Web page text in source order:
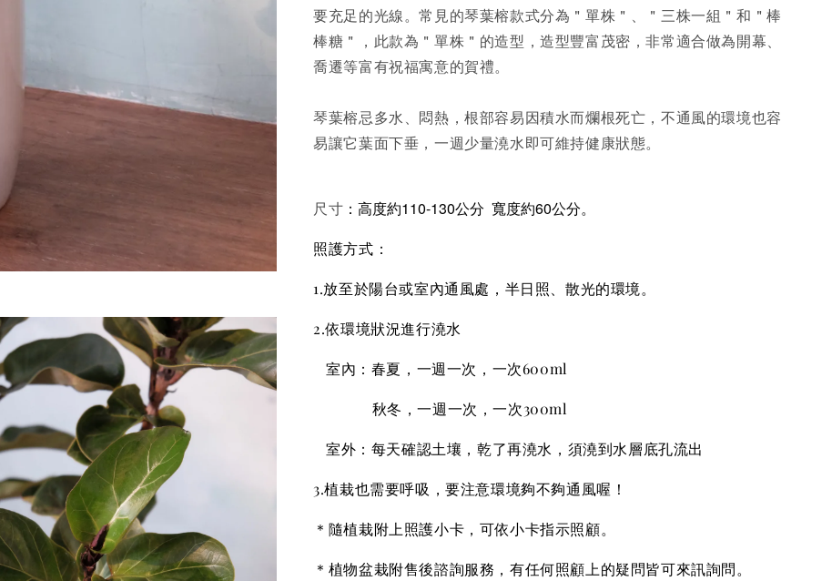
要充足的光線。常見的琴葉榕款式分為＂單株＂、＂三株一組＂和＂棒
棒糖＂，此款為＂單株＂的造型，造型豐富茂密，非常適合做為開幕、
喬遷等富有祝福寓意的賀禮。
琴葉榕忌多水、悶熱，根部容易因積水而爛根死亡，不通風的環境也容
易讓它葉面下垂，一週少量澆水即可維持健康狀態。
尺寸 ：高度約110-130公分 寬度約60公分。
照護方式：
1.放至於陽台或室內通風處，半日照、散光的環境。
2.依環境狀況進行澆水
室內：春夏，一週一次，一次600ml
秋冬，一週一次，一次300ml
室外：每天確認土壤，乾了再澆水，須澆到水層底孔流出
3.植栽也需要呼吸，要注意環境夠不夠通風喔！
＊隨植栽附上照護小卡，可依小卡指示照顧。
＊植物盆栽附售後諮詢服務，有任何照顧上的疑問皆可來訊詢問。